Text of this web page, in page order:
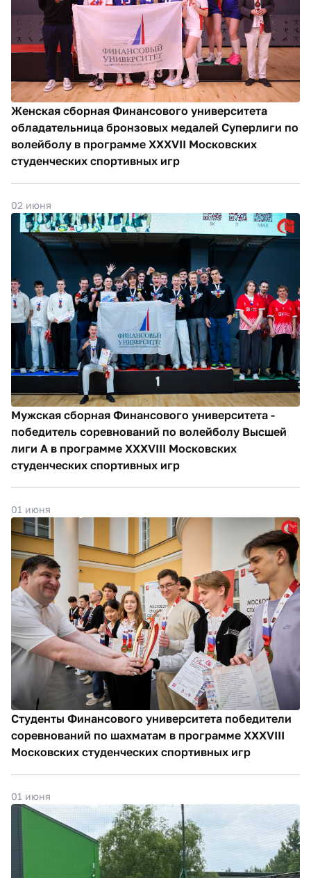
Женская сборная Финансового университета
обладательница бронзовых медалей Суперлиги по
волейболу в программе XXXVII Московских
студенческих спортивных игр
02 июня
Мужская сборная Финансового университета -
победитель соревнований по волейболу Высшей
лиги А в программе XXXVIII Московских
студенческих спортивных игр
01 июня
Студенты Финансового университета победители
соревнований по шахматам в программе XXXVIII
Московских студенческих спортивных игр
01 июня